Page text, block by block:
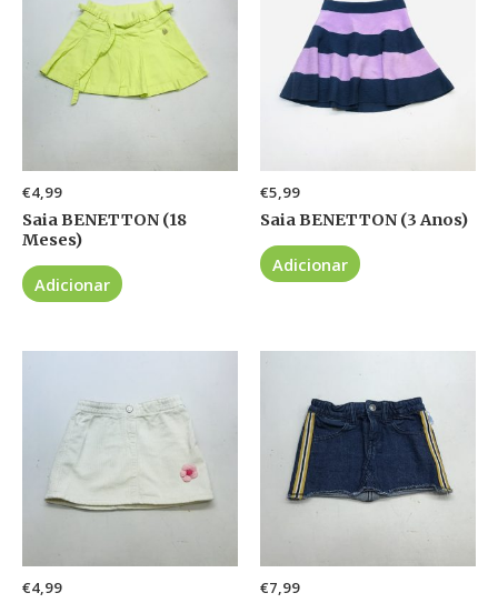
€4,99
Saia BENETTON (18
Meses)
Adicionar
€5,99
Saia BENETTON (3 Anos)
Adicionar
€4,99
€7,99